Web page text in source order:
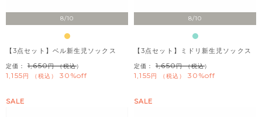
8/10
【3点セット】ベル新生児ソックス
定価： 1,650 （税込）
1,155 税込 30%off
8/10
【3点セット】ミドリ新生児ソックス
定価： 1,650 （税込）
1,155 税込 30%off
SALE SALE